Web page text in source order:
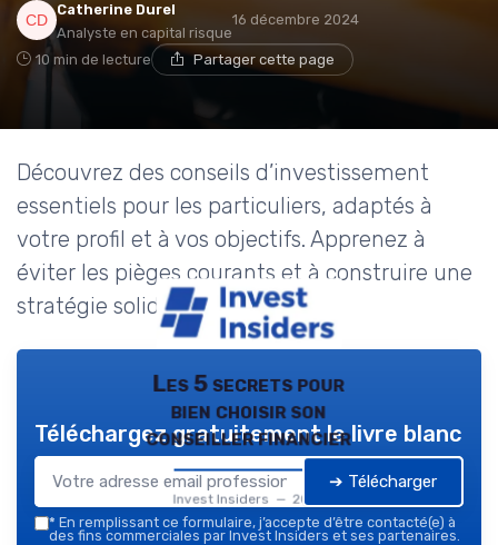
Catherine Durel
Analyste en capital risque
16 décembre 2024
10 min de lecture Partager cette page
Découvrez des conseils d’investissement
essentiels pour les particuliers, adaptés à
votre profil et à vos objectifs. Apprenez à
éviter les pièges courants et à construire une
stratégie solide.
Les 5 secrets pour
bien choisir son
conseiller financier
Invest Insiders — 2026
Téléchargez gratuitement le livre blanc
➔ Télécharger
* En remplissant ce formulaire, j’accepte d’être contacté(e) à
des fins commerciales par Invest Insiders et ses partenaires.